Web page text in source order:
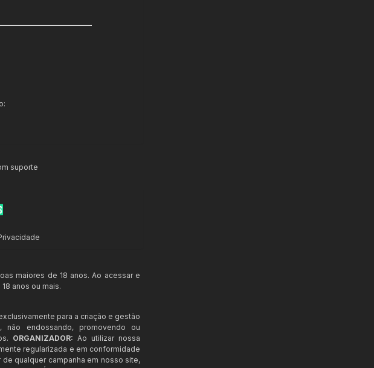
suporte
maiores de 18 anos. Ao acessar e
anos ou mais.
para a criação e gestão
, não endossando, promovendo ou
ORGANIZADOR: Ao utilizar nossa
regularizada e em conformidade
de qualquer campanha em nosso site,